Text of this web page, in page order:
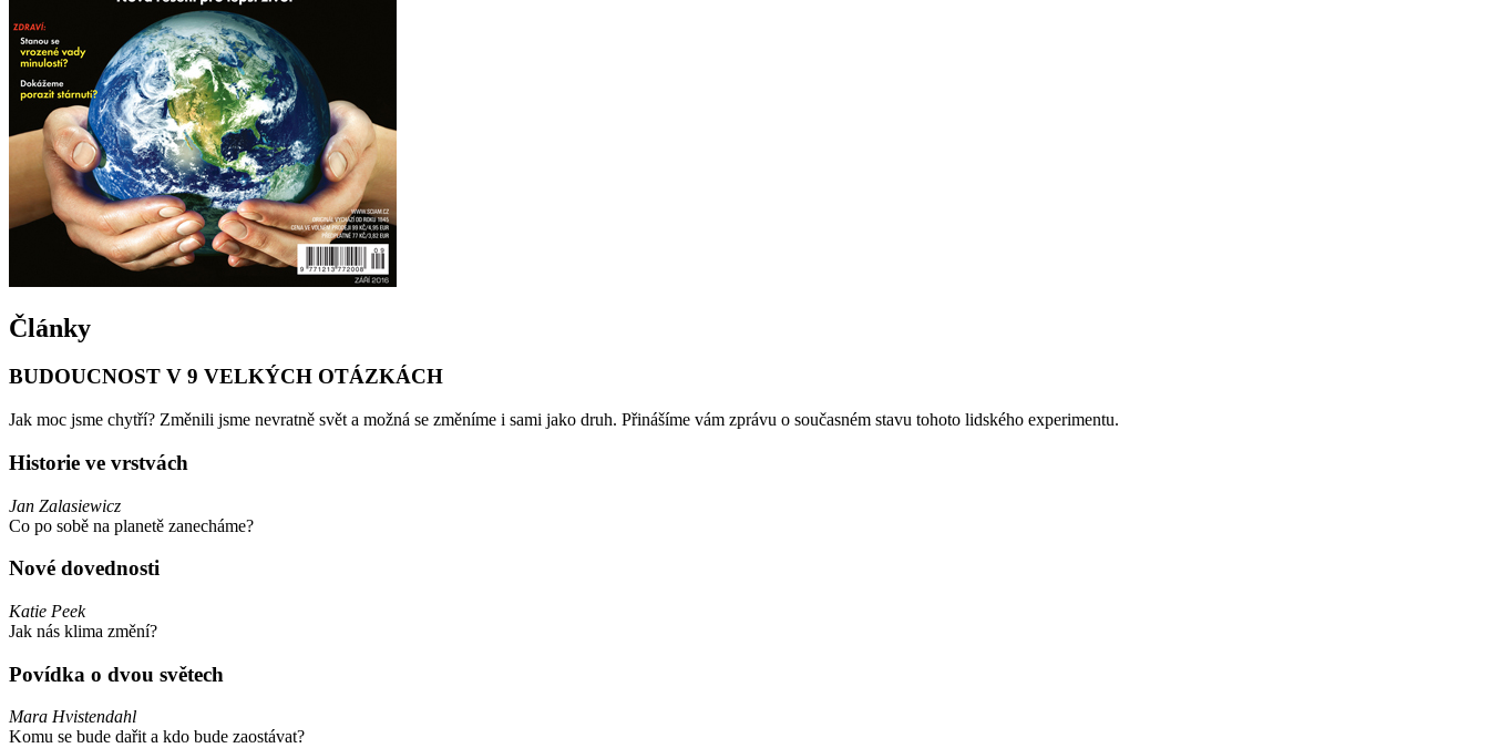
Články
BUDOUCNOST V 9 VELKÝCH OTÁZKÁCH
Jak moc jsme chytří? Změnili jsme nevratně svět a možná se změníme i sami jako druh. Přinášíme vám zprávu o současném stavu tohoto lidského experimentu.
Historie ve vrstvách
Jan Zalasiewicz
Co po sobě na planetě zanecháme?
Nové dovednosti
Katie Peek
Jak nás klima změní?
Povídka o dvou světech
Mara Hvistendahl
Komu se bude dařit a kdo bude zaostávat?